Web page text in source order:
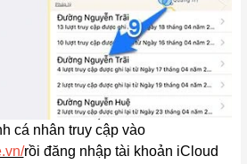
cá nhân truy cập vào
rồi đăng nhập tài khoản iCloud